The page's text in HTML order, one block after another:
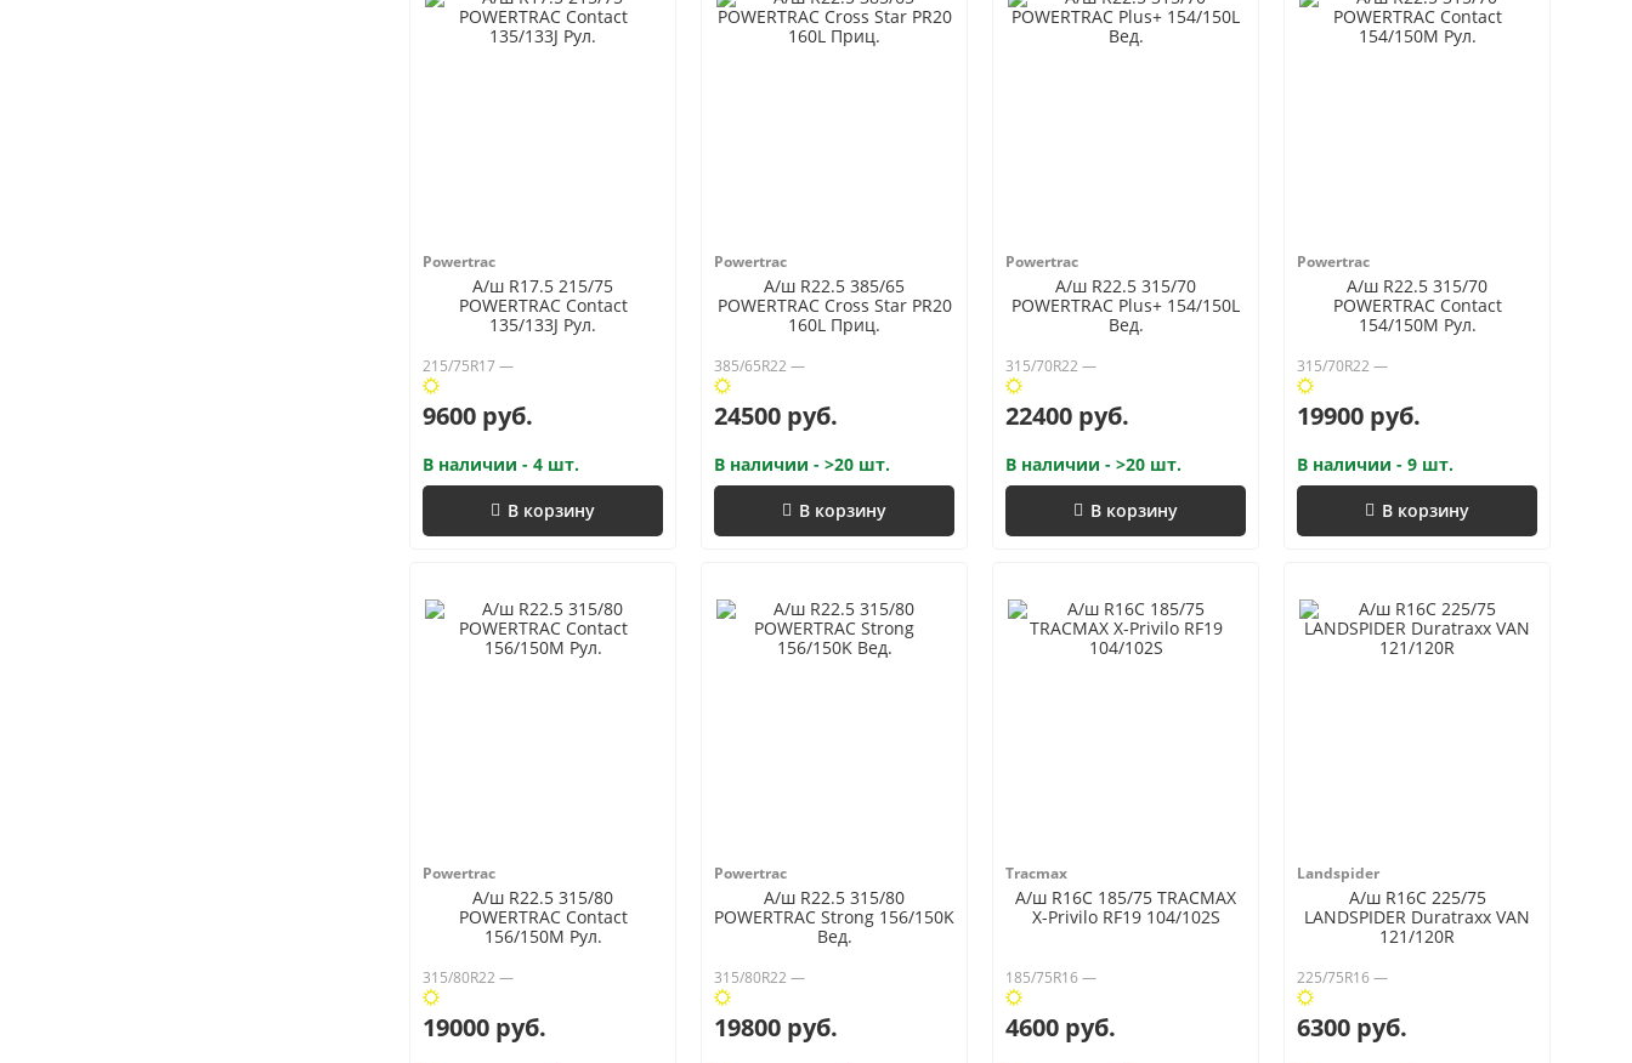
Powertrac
А/ш R17.5 215/75
POWERTRAC Contact
135/133J Рул.
215/75R17 —
9600 руб.
В наличии - 4 шт.
В корзину
Powertrac
А/ш R22.5 385/65
POWERTRAC Cross Star PR20
160L Приц.
385/65R22 —
24500 руб.
В наличии - >20 шт.
В корзину
Powertrac
А/ш R22.5 315/70
POWERTRAC Plus+ 154/150L
Вед.
315/70R22 —
22400 руб.
В наличии - >20 шт.
В корзину
Powertrac
А/ш R22.5 315/70
POWERTRAC Contact
154/150M Рул.
315/70R22 —
19900 руб.
В наличии - 9 шт.
В корзину
Powertrac
А/ш R22.5 315/80
POWERTRAC Contact
156/150M Рул.
315/80R22 —
19000 руб.
Powertrac
А/ш R22.5 315/80
POWERTRAC Strong 156/150K
Вед.
315/80R22 —
19800 руб.
Tracmax
А/ш R16C 185/75 TRACMAX
X-Privilo RF19 104/102S
185/75R16 —
4600 руб.
Landspider
А/ш R16C 225/75
LANDSPIDER Duratraxx VAN
121/120R
225/75R16 —
6300 руб.